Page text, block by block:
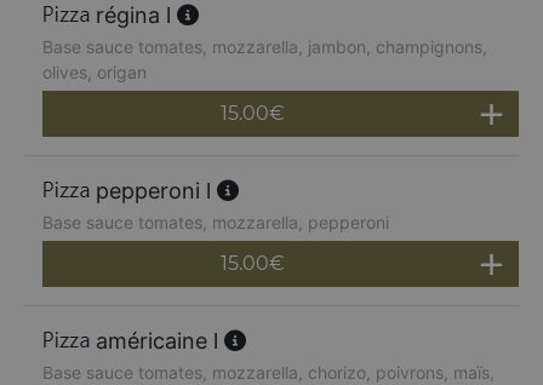
régina l
Base sauce tomates, mozzarella, jambon, champignons,
olives, origan
15.00€
pepperoni l
Base sauce tomates, mozzarella, pepperoni
15.00€
américaine l
Base sauce tomates, mozzarella, chorizo, poivrons, maïs,